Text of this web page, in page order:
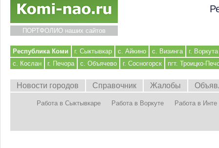
ПОРТФОЛИО наших сайтов
Республика Коми г. Сыктывкар с. Айкино с. Визинга
г. Воркута
с. Кослан
г. Печора с. Объячево г. Сосногорск пгт. Троицко-
Новости городов Справочник Жалобы
Работа в Сыктывкаре Работа в Воркуте Работа в Инте